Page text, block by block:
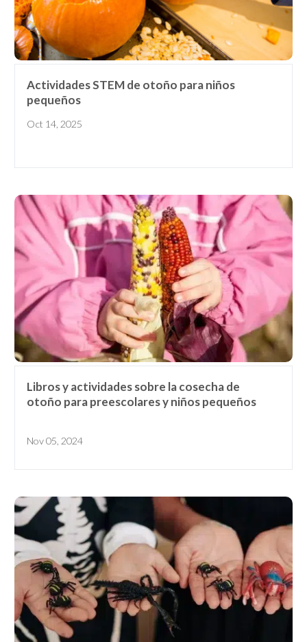
Actividades STEM de otoño para niños
pequeños
Oct 14, 2025
Libros y actividades sobre la cosecha de
otoño para preescolares y niños pequeños
Nov 05, 2024